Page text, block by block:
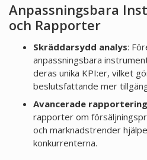
Anpassningsbara
och Rapporter
Skräddarsydd analys:
anpassningsbara
deras unika KPI:er, vilket
beslutsfattande mer
Avancerade
rapporter om
och marknadstrender
konkurrenterna.